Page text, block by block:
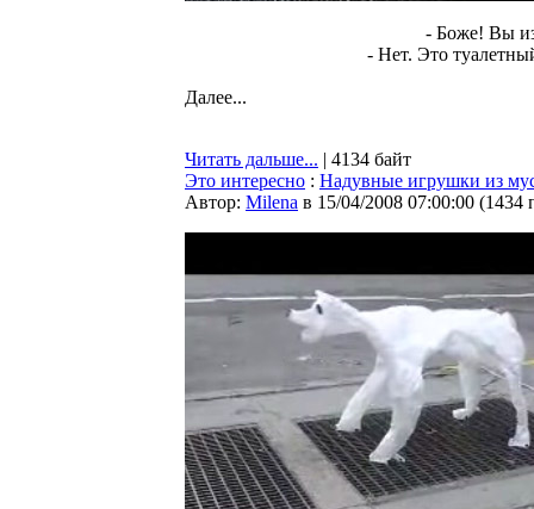
- Боже! Вы
- Нет. Это
Далее...
Читать дальше... | 4134 байт
Это интересно : Надувные игрушки из
Автор: Milena в 15/04/2008 07:00:00 (1434